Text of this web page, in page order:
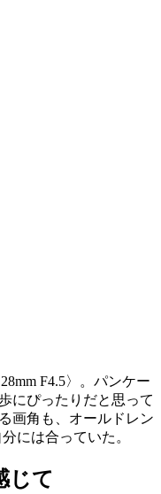
F4.5〉。パンケー
にぴったりだと思って
画角も、オールドレン
には合っていた。
じて